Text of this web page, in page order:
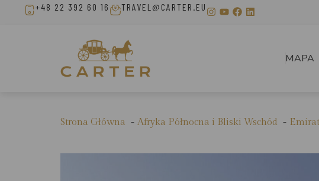
+48 22 392 60 16 TRAVEL@CARTER.EU
MAPA
Strona Główna Afryka Północna i Bliski Wschód